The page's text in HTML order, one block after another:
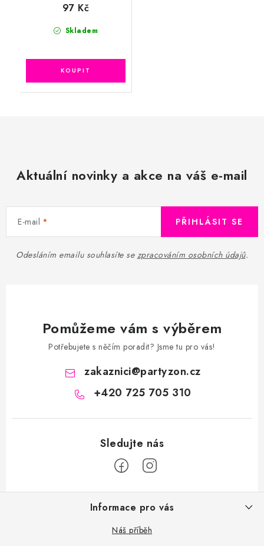
Skladem
97 Kč
Aktuální novinky a akce na váš e-mail
E-mail
Odesláním emailu souhlasíte se zpracováním osobních údajů.
PŘIHLÁSIT SE
Pomůžeme vám s výběrem
Potřebujete s něčím poradit? Jsme tu pro vás!
zakaznici@partyzon.cz
+420 725 705 310
Informace pro vás
Náš příběh